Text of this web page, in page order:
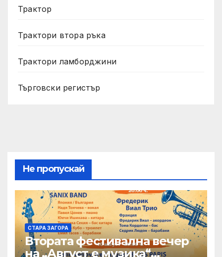
Трактор
Трактори втора ръка
Трактори ламборджини
Търговски регистър
Не пропускай
СТАРА ЗАГОРА
Втората фестивална вечер
на „Август е музика“